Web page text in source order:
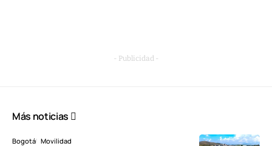
- Publicidad -
Más noticias
Bogotá Movilidad